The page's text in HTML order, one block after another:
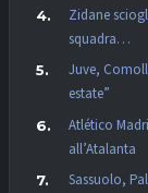
Zidane
squadra…
Juve,
estate”
Atlético
all’Atalanta
Sassuolo,